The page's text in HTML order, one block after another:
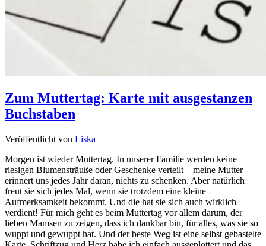
Zum Muttertag: Karte mit ausgestanzen
Buchstaben
Veröffentlicht von Liska
Morgen ist wieder Muttertag. In unserer Familie werden keine
riesigen Blumensträuße oder Geschenke verteilt – meine Mutter
erinnert uns jedes Jahr daran, nichts zu schenken. Aber natürlich
freut sie sich jedes Mal, wenn sie trotzdem eine kleine
Aufmerksamkeit bekommt. Und die hat sie sich auch wirklich
verdient! Für mich geht es beim Muttertag vor allem darum, der
lieben Mamsen zu zeigen, dass ich dankbar bin, für alles, was sie so
wuppt und gewuppt hat. Und der beste Weg ist eine selbst gebastelte